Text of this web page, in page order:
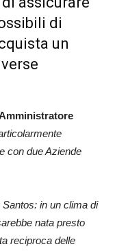
di
un
con due Aziende
in un clima di
nata presto
reciproca delle